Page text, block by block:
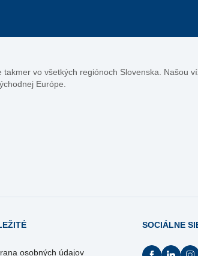
vo všetkých regiónoch Slovenska. Našou
Európe.
osobných údajov
SOCIÁLNE